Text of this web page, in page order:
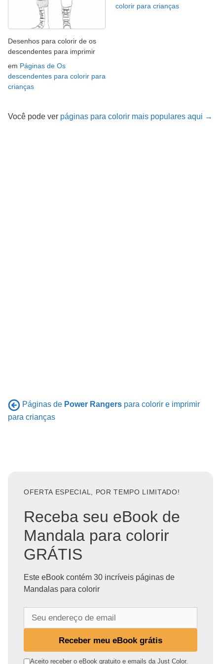
Desenhos para colorir de os
descendentes para imprimir
em Páginas de Os
descendentes para colorir para
crianças
colorir para crianças
Você pode ver páginas para colorir mais populares aqui →
Páginas de Power Rangers para colorir e imprimir
para crianças
OFERTA ESPECIAL, POR TEMPO LIMITADO!
Receba seu eBook de
Mandala para colorir
GRÁTIS
Este eBook contém 30 incríveis páginas de
Mandalas para colorir
n
Receber meu eBook grátis
Aceito receber o eBook gratuito e emails da Just Color.